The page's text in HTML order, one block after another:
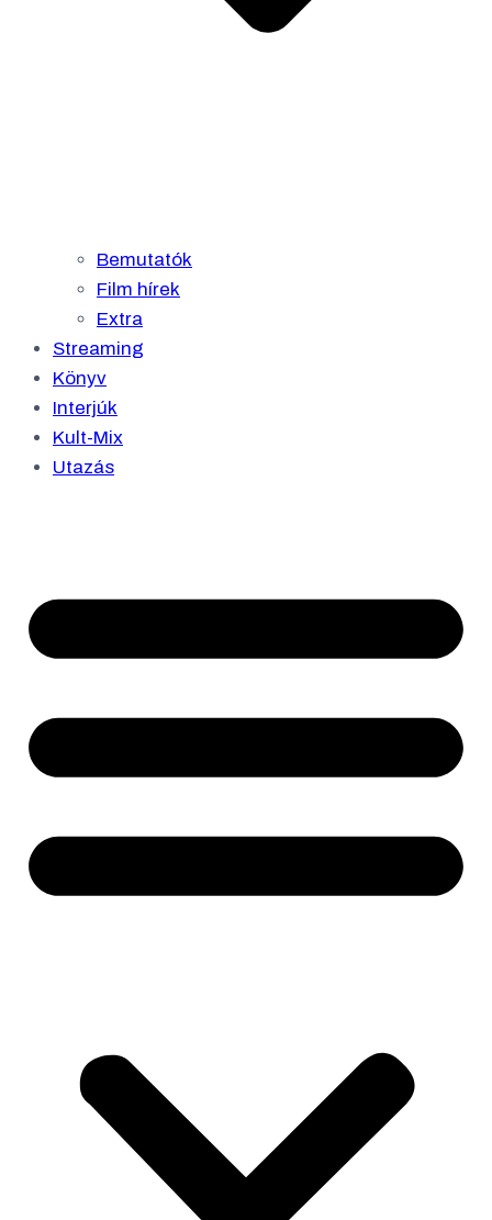
Bemutatók
Film hírek
Extra
Streaming
Könyv
Interjúk
Kult-Mix
Utazás